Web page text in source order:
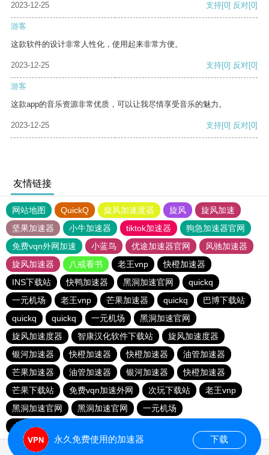
2023-12-25
支持[0] 反对[0]
游客
这款软件的设计非常人性化，使用起来非常方便。
2023-12-25 支持[0] 反对[0]
游客
这款app的音乐资源非常优质，可以让我尽情享受音乐的魅力。
2023-12-25 支持[0] 反对[0]
友情链接
网站地图 QuickQ 旋风加速度器 旋风
旋风加速
坚果加速器
小牛加速器 tiktok加速器
狗急加速器官网
免费vqn外网加速
小蓝鸟 优途加速器官网
风驰加速器
旋风加速器
八戒看书 老王vnp
快橙加速器
INS下载站
快鸭加速器 黑洞加速官网
quickq
一元机场
老王vnp 芒果加速器 quickq
巴博下载站
quickq
quickq 一元机场
黑洞加速官网
旋风加速度器
智康汉化软件下载站
旋风加速度器
银河加速器
快橙加速器 快橙加速器
油管加速器
芒果加速器
油管加速器 银河加速器
快橙加速器
芒果下载站
免费vqn加速外网 次玩下载站
老王vnp
黑洞加速官网
黑洞加速官网
一元机场
小猫咪ciash加速器
永久免费使用的加速器 下载